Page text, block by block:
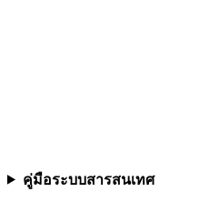
คู่มือระบบสารสนเทศ